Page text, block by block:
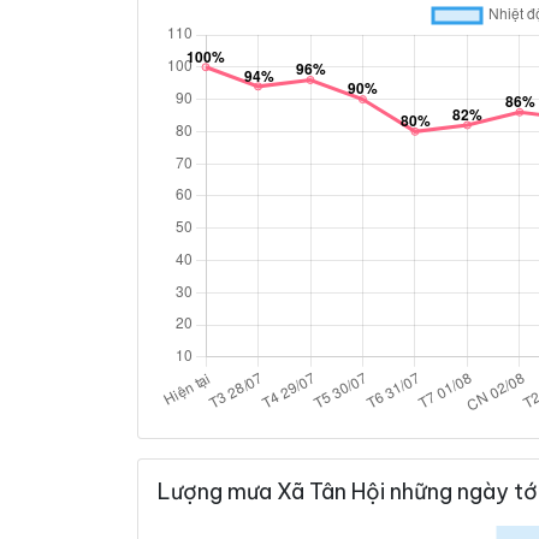
Lượng mưa Xã Tân Hội những ngày